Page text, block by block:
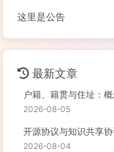
这里是公告
最新文章
户籍、籍贯与住址：
2026-08-05
开源协议与知识共享
2026-08-04